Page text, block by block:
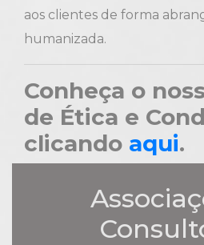
aos clientes de forma
humanizada.
Conheça o
de Ética e
clicando aqui.